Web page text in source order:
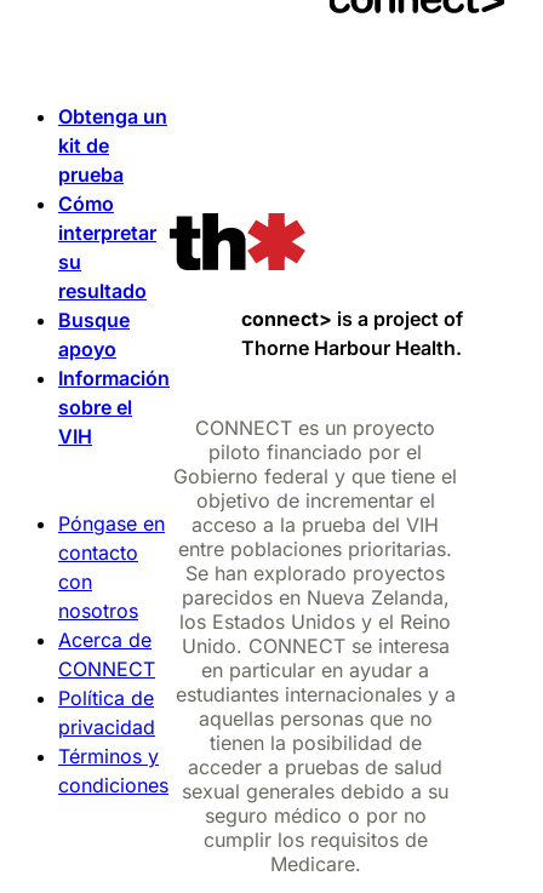
Obtenga un
kit de
prueba
Cómo
interpretar
su
resultado
Busque
apoyo
Información
sobre el
VIH
Póngase en
contacto
con
nosotros
Acerca de
CONNECT
Política de
privacidad
Términos y
condiciones
connect> is a project of
Thorne Harbour Health.
CONNECT es un proyecto
piloto financiado por el
Gobierno federal y que tiene el
objetivo de incrementar el
acceso a la prueba del VIH
entre poblaciones prioritarias.
Se han explorado proyectos
parecidos en Nueva Zelanda,
los Estados Unidos y el Reino
Unido. CONNECT se interesa
en particular en ayudar a
estudiantes internacionales y a
aquellas personas que no
tienen la posibilidad de
acceder a pruebas de salud
sexual generales debido a su
seguro médico o por no
cumplir los requisitos de
Medicare.